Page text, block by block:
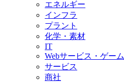
エネルギー
インフラ
プラント
化学・素材
IT
Webサービス・ゲーム
サービス
商社